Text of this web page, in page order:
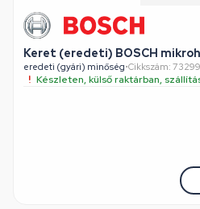
Keret (eredeti) BOSCH
eredeti (gyári) minőség•Cikkszám: 73299
Készleten, külső raktárban,